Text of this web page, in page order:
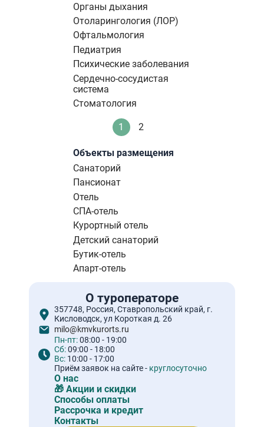
Органы дыхания
Отоларингология (ЛОР)
Офтальмология
Педиатрия
Психические заболевания
Сердечно-сосудистая
система
Стоматология
Нумерация
страниц Текущая
1 Стандартное
2
Объекты размещения
Санаторий
Пансионат
Отель
СПА-отель
Курортный отель
Детский санаторий
Бутик-отель
Апарт-отель
О туроператоре
357748, Россия, Ставропольский край, г.
Кисловодск, ул Короткая д. 26
milo@kmvkurorts.ru
Пн-пт:08:00 - 19:00
Сб:09:00 - 18:00
Вс: 10:00 - 17:00
Приём заявок на сайте - круглосуточно
О нас
🎁 Акции и скидки
Способы оплаты
Рассрочка и кредит
Контакты